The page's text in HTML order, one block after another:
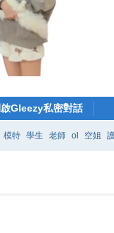
啟Gleezy私密對話
模特 學生 老師 ol 空姐